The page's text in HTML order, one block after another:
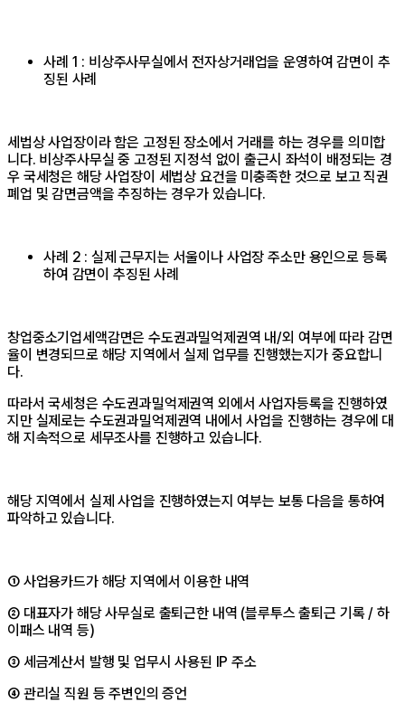
사례 1 : 비상주사무실에서 전자상거래업을 운영하여 감면이 추
징된 사례
세법상 사업장이라 함은 고정된 장소에서 거래를 하는 경우를 의미합
니다. 비상주사무실 중 고정된 지정석 없이 출근시 좌석이 배정되는 경
우 국세청은 해당 사업장이 세법상 요건을 미충족한 것으로 보고 직권
폐업 및 감면금액을 추징하는 경우가 있습니다.
사례 2 : 실제 근무지는 서울이나 사업장 주소만 용인으로 등록
하여 감면이 추징된 사례
창업중소기업세액감면은 수도권과밀억제권역 내/외 여부에 따라 감면
율이 변경되므로 해당 지역에서 실제 업무를 진행했는지가 중요합니
다.
따라서 국세청은 수도권과밀억제권역 외에서 사업자등록을 진행하였
지만 실제로는 수도권과밀억제권역 내에서 사업을 진행하는 경우에 대
해 지속적으로 세무조사를 진행하고 있습니다.
해당 지역에서 실제 사업을 진행하였는지 여부는 보통 다음을 통하여
파악하고 있습니다.
① 사업용카드가 해당 지역에서 이용한 내역
② 대표자가 해당 사무실로 출퇴근한 내역 (블루투스 출퇴근 기록 / 하
이패스 내역 등)
③ 세금계산서 발행 및 업무시 사용된 IP 주소
④ 관리실 직원 등 주변인의 증언